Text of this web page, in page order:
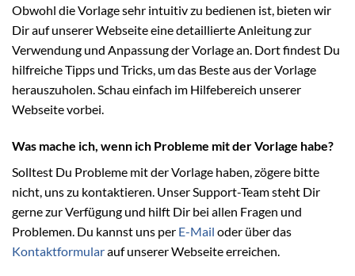
Obwohl die Vorlage sehr intuitiv zu bedienen ist, bieten wir
Dir auf unserer Webseite eine detaillierte Anleitung zur
Verwendung und Anpassung der Vorlage an. Dort findest Du
hilfreiche Tipps und Tricks, um das Beste aus der Vorlage
herauszuholen. Schau einfach im Hilfebereich unserer
Webseite vorbei.
Was mache ich, wenn ich Probleme mit der Vorlage habe?
Solltest Du Probleme mit der Vorlage haben, zögere bitte
nicht, uns zu kontaktieren. Unser Support-Team steht Dir
gerne zur Verfügung und hilft Dir bei allen Fragen und
Problemen. Du kannst uns per E-Mail oder über das
Kontaktformularauf unserer Webseite erreichen.